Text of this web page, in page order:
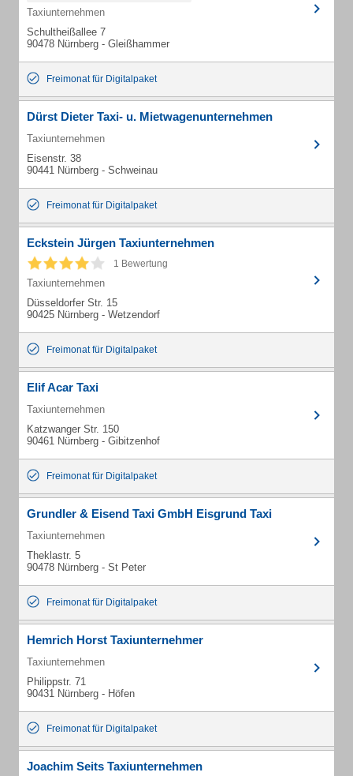
Taxiunternehmen
Schultheißallee 7
90478 Nürnberg - Gleißhammer
Freimonat für Digitalpaket
Dürst Dieter Taxi- u. Mietwagenunternehmen
Taxiunternehmen
Eisenstr. 38
90441 Nürnberg - Schweinau
Freimonat für Digitalpaket
Eckstein Jürgen Taxiunternehmen
1 Bewertung
Taxiunternehmen
Düsseldorfer Str. 15
90425 Nürnberg - Wetzendorf
Freimonat für Digitalpaket
Elif Acar Taxi
Taxiunternehmen
Katzwanger Str. 150
90461 Nürnberg - Gibitzenhof
Freimonat für Digitalpaket
Grundler & Eisend Taxi GmbH Eisgrund Taxi
Taxiunternehmen
Theklastr. 5
90478 Nürnberg - St Peter
Freimonat für Digitalpaket
Hemrich Horst Taxiunternehmer
Taxiunternehmen
Philippstr. 71
90431 Nürnberg - Höfen
Freimonat für Digitalpaket
Joachim Seits Taxiunternehmen